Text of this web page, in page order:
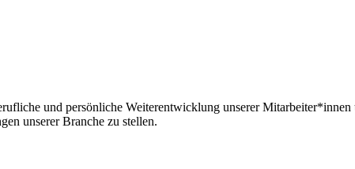
und persönliche Weiterentwicklung unserer
unserer Branche zu stellen.